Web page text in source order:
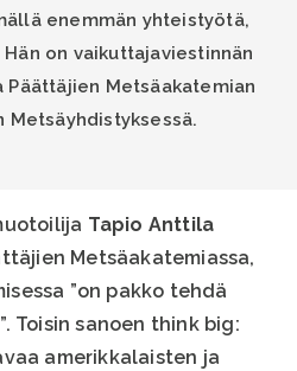
enemmän yhteistyötä,
on vaikuttajaviestinnän
Päättäjien Metsäakatemian
Metsäyhdistyksessä.
Tapio Anttila
Metsäakatemiassa,
”on pakko tehdä
Toisin sanoen think big:
amerikkalaisten ja